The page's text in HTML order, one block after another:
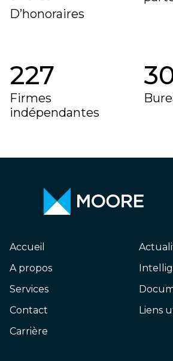
D’honoraires
252
Firmes
indépendantes
Accueil
A propos
Services
Contact
Carrière
Liens